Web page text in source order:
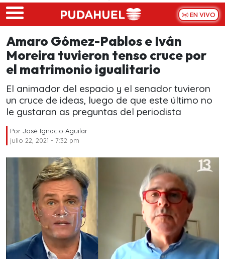
Skip to main content
EN VIVO
Amaro Gómez-Pablos e Iván
Moreira tuvieron tenso cruce por
el matrimonio igualitario
El animador del espacio y el senador tuvieron
un cruce de ideas, luego de que este último no
le gustaran as preguntas del periodista
Por José Ignacio Aguilar
julio 22, 2021 - 7:32 pm